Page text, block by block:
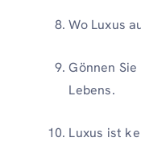
Wo Luxus
Gönnen
Lebens.
Luxus ist